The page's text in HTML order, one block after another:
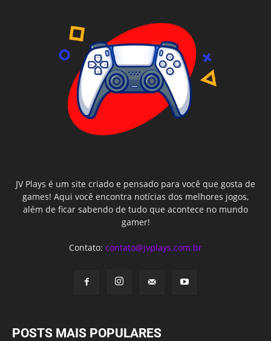
JV Plays é um site criado e pensado para você que gosta de
games! Aqui você encontra notícias dos melhores jogos,
além de ficar sabendo de tudo que acontece no mundo
gamer!
Contato: contato@jvplays.com.br
POSTS MAIS POPULARES